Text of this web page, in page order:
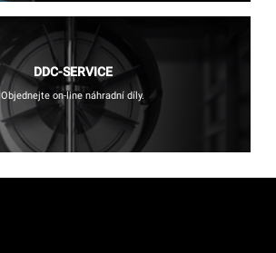
DDC-SERVICE
Objednejte on-line náhradní díly.